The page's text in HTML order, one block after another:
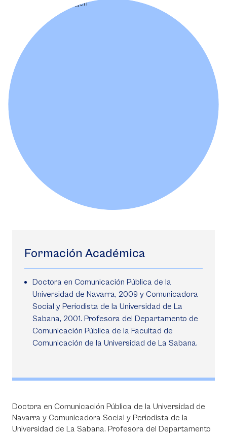
Formación Académica
Doctora en Comunicación Pública de la
Universidad de Navarra, 2009 y Comunicadora
Social y Periodista de la Universidad de La
Sabana, 2001. Profesora del Departamento de
Comunicación Pública de la Facultad de
Comunicación de la Universidad de La Sabana.
Doctora en Comunicación Pública de la Universidad de
Navarra y Comunicadora Social y Periodista de la
Universidad de La Sabana. Profesora del Departamento